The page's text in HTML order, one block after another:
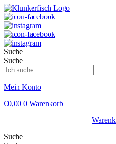
Suche
Suche
Mein Konto
€0,00 0 Warenkorb
Suche